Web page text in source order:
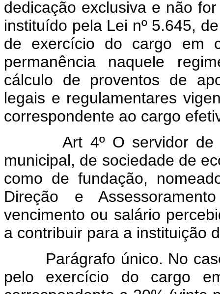
dedicação exclusiva e não
instituído pela Lei nº 5.645,
de exercício do cargo em
permanência naquele
cálculo de proventos de
legais e regulamentares
correspondente ao cargo
Art 4º O servidor de
municipal, de sociedade de
como de fundação,
Direção e
vencimento ou salário
a contribuir para a instituição
Parágrafo único. No caso
pelo exercício do cargo